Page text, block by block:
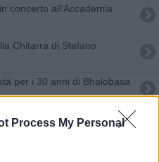
Process My Personal
concerto all'Accademia
Chitarra di Stefano
per i 30 anni di Bhalobasa